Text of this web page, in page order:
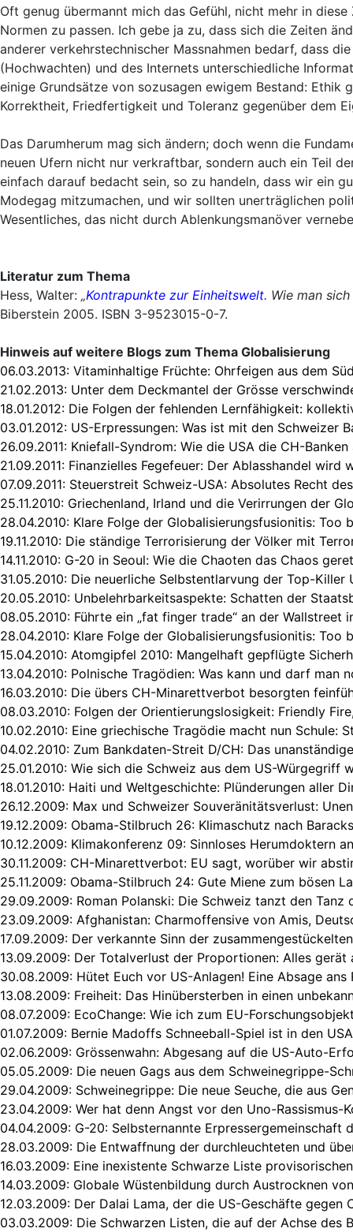
Oft genug übermannt mich das Gefühl, nicht mehr in
Normen zu passen. Ich gebe ja zu, dass sich die Zeiten
anderer verkehrstechnischer Massnahmen bedarf, dass
(Hochwachten) und des Internets unterschiedliche
einige Grundsätze von sozusagen ewigem Bestand: Ethik
Korrektheit, Friedfertigkeit und Toleranz gegenüber dem
Das Darumherum mag sich ändern; doch wenn die
neuen Ufern nicht nur verkraftbar, sondern auch ein Teil
einfach darauf bedacht sein, so zu handeln, dass wir ein
Modegag mitzumachen, und wir sollten unerträglichen
Wesentliches, das nicht durch Ablenkungsmanöver
Literatur zum Thema
Hess, Walter: „Kontrapunkte zur Einheitswelt. Wie man
Biberstein 2005. ISBN 3-9523015-0-7.
Hinweis auf weitere Blogs zum Thema Globalisierung
06.03.2013: Vitaminhaltige Früchte: Ohrfeigen aus dem
21.02.2013: Unter dem Deckmantel der Grösse
18.01.2012: Die Folgen der fehlenden Lernfähigkeit:
03.01.2012: US-Erpressungen: Was ist mit den Schweizer
26.09.2011: Kniefall-Syndrom: Wie die USA die CH-Banken
21.09.2011: Finanzielles Fegefeuer: Der Ablasshandel wird
07.09.2011: Steuerstreit Schweiz-USA: Absolutes Recht
25.11.2010: Griechenland, Irland und die Verirrungen der
28.04.2010: Klare Folge der Globalisierungsfusionitis: Too
19.11.2010: Die ständige Terrorisierung der Völker mit
14.11.2010: G-20 in Seoul: Wie die Chaoten das Chaos
31.05.2010: Die neuerliche Selbstentlarvung der Top-Killer
20.05.2010: Unbelehrbarkeitsaspekte: Schatten der
08.05.2010: Führte ein „fat finger trade“ an der Wallstreet
28.04.2010: Klare Folge der Globalisierungsfusionitis: Too
15.04.2010: Atomgipfel 2010: Mangelhaft gepflügte
13.04.2010: Polnische Tragödien: Was kann und darf man
16.03.2010: Die übers CH-Minarettverbot besorgten
08.03.2010: Folgen der Orientierungslosigkeit: Friendly
10.02.2010: Eine griechische Tragödie macht nun Schule:
04.02.2010: Zum Bankdaten-Streit D/CH: Das
25.01.2010: Wie sich die Schweiz aus dem US-Würgegriff
18.01.2010: Haiti und Weltgeschichte: Plünderungen aller
26.12.2009: Max und Schweizer Souveränitätsverlust:
19.12.2009: Obama-Stilbruch 26: Klimaschutz nach
10.12.2009: Klimakonferenz 09: Sinnloses Herumdoktern
30.11.2009: CH-Minarettverbot: EU sagt, worüber wir
25.11.2009: Obama-Stilbruch 24: Gute Miene zum bösen
29.09.2009: Roman Polanski: Die Schweiz tanzt den Tanz
23.09.2009: Afghanistan: Charmoffensive von Amis,
17.09.2009: Der verkannte Sinn der
13.09.2009: Der Totalverlust der Proportionen: Alles gerät
30.08.2009: Hütet Euch vor US-Anlagen! Eine Absage
13.08.2009: Freiheit: Das Hinübersterben in einen
08.07.2009: EcoChange: Wie ich zum EU-
01.07.2009: Bernie Madoffs Schneeball-Spiel ist in den
02.06.2009: Grössenwahn: Abgesang auf die US-Auto-
05.05.2009: Die neuen Gags aus dem Schweinegrippe-
29.04.2009: Schweinegrippe: Die neue Seuche, die aus
23.04.2009: Wer hat denn Angst vor den Uno-Rassismus-
04.04.2009: G-20: Selbsternannte Erpressergemeinschaft
28.03.2009: Die Entwaffnung der durchleuchteten und
16.03.2009: Eine inexistente Schwarze Liste
14.03.2009: Globale Wüstenbildung durch Austrocknen
12.03.2009: Der Dalai Lama, der die US-Geschäfte gegen
03.03.2009: Die Schwarzen Listen, die auf der Achse des